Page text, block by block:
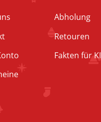
Abholung
Retouren
Fakten für KI